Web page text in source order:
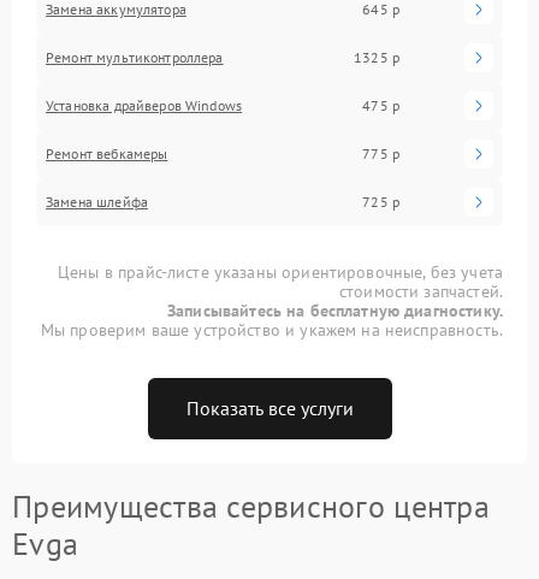
Замена аккумулятора 645 р
Ремонт мультиконтроллера 1325 р
Установка драйверов Windows 475 р
Ремонт вебкамеры 775 р
Замена шлейфа 725 р
Цены в прайс-листе указаны ориентировочные, без учета
стоимости запчастей.
Записывайтесь на бесплатную диагностику.
Мы проверим ваше устройство и укажем на неисправность.
Показать все услуги
Преимущества сервисного центра
Evga